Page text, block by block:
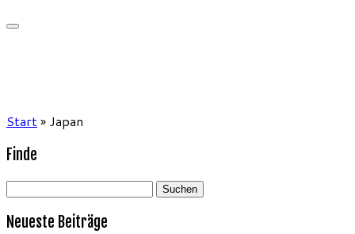
Start» Japan
Finde
Suchen
Neueste Beiträge